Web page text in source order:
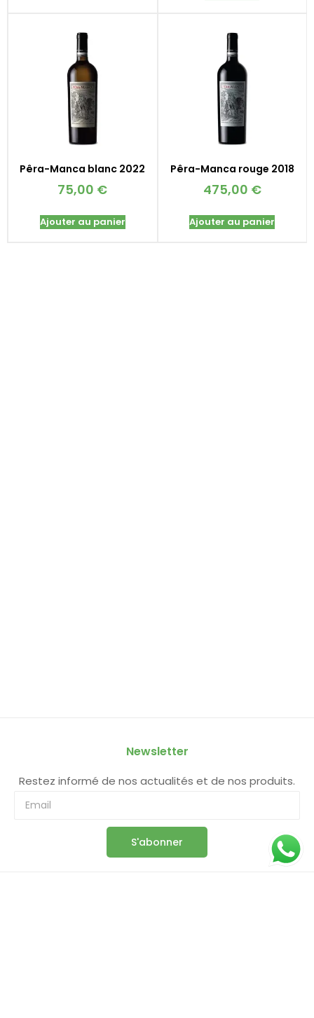
Pêra-Manca blanc 2022
75,00 €
Ajouter au panier
Pêra-Manca rouge 2018
475,00 €
Ajouter au panier
Newsletter
Restez informé de nos actualités et de nos produits.
S'abonner